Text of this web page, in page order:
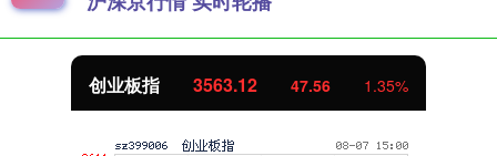
创业板指 3563.12 47.56 1.35%